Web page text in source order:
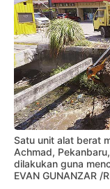
Satu unit alat berat
Achmad,
dilakukan guna
EVAN GUNANZAR /